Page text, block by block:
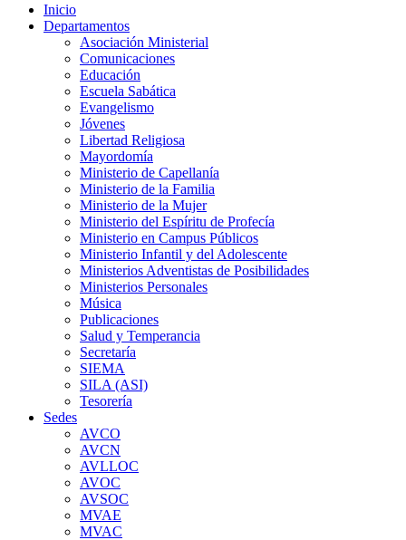
Inicio
Departamentos
Asociación Ministerial
Comunicaciones
Educación
Escuela Sabática
Evangelismo
Jóvenes
Libertad Religiosa
Mayordomía
Ministerio de Capellanía
Ministerio de la Familia
Ministerio de la Mujer
Ministerio del Espíritu de Profecía
Ministerio en Campus Públicos
Ministerio Infantil y del Adolescente
Ministerios Adventistas de Posibilidades
Ministerios Personales
Música
Publicaciones
Salud y Temperancia
Secretaría
SIEMA
SILA (ASI)
Tesorería
Sedes
AVCO
AVCN
AVLLOC
AVOC
AVSOC
MVAE
MVAC